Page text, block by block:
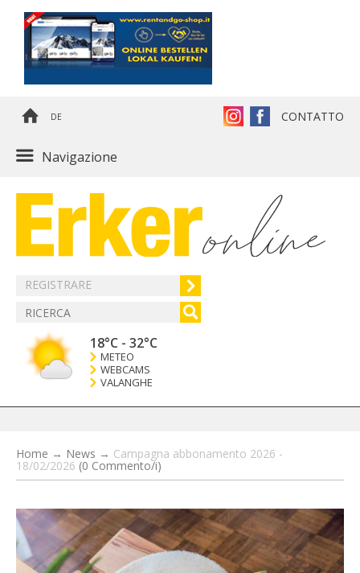
DE CONTATTO
Navigazione
REGISTRARE
18°C - 32°C
METEO
WEBCAMS
VALANGHE
Home → News → Campagna abbonamento 2026 -
18/02/2026 (0 Commento/i)